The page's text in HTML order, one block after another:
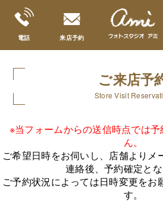
ご来店予
Store Visit
※当フォームからの送信時点では
ん。
ご希望日時をお伺いし、店舗よりメ
連絡後、予約確定とな
ご予約状況によっては日時変更をお
す。
電話 来店予約